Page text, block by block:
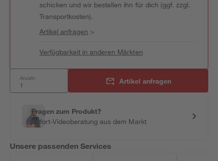
schicken und wir bestellen ihn für dich (ggf. zzgl.
Transportkosten).
Artikel anfragen >
Verfügbarkeit in anderen Märkten
Anzahl: Artikel anfragen
Fragen zum Produkt?
Sofort-Videoberatung aus dem Markt
Unsere passenden Services